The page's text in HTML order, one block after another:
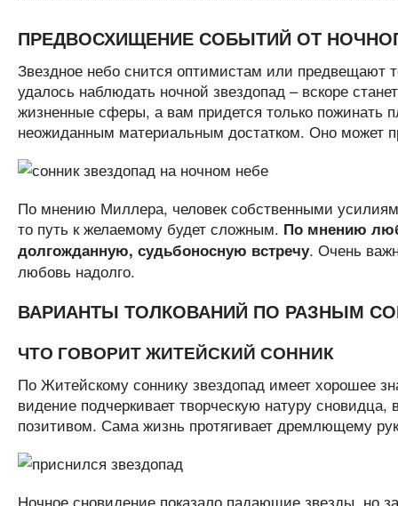
ПРЕДВОСХИЩЕНИЕ СОБЫТИЙ ОТ
Звездное небо снится оптимистам или
удалось наблюдать ночной звездопад – вскоре
жизненные сферы, а вам придется только пожинать
неожиданным материальным достатком. Оно может
По мнению Миллера, человек собственными
то путь к желаемому будет сложным. По мнению
долгожданную, судьбоносную встречу. Очень
любовь надолго.
ВАРИАНТЫ ТОЛКОВАНИЙ ПО РАЗНЫМ
ЧТО ГОВОРИТ ЖИТЕЙСКИЙ СОННИК
По Житейскому соннику звездопад имеет хорошее
видение подчеркивает творческую натуру
позитивом. Сама жизнь протягивает дремлющему
Ночное сновидение показало падающие звезды, но